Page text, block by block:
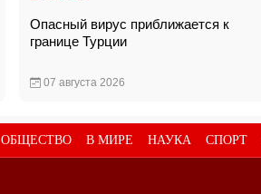
Опасный вирус приближается к
границе Турции
07 августа 2026
ОБЩЕСТВО В МИРЕ НАУКА СПОРТ